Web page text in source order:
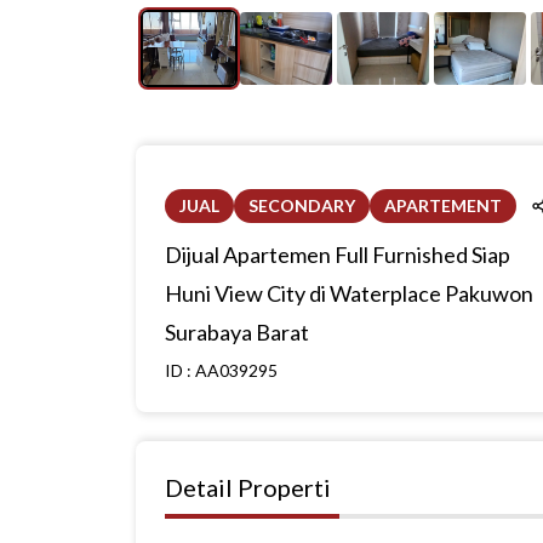
JUAL SECONDARY APARTEMENT
Dijual Apartemen Full Furnished Siap
Huni View City di Waterplace Pakuwon
Surabaya Barat
ID : AA039295
Detail Properti